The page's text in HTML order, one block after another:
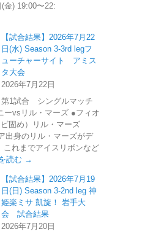
) 19:00〜22:
【試合結果】2026年7月22
日(水) Season 3-3rd legフ
ューチャーサイト アミス
タ大会
2026年7月22日
第1試合 シングルマッチ
ーvsリル・マーズ ●フィオ
固め）リル・マーズ
出身のリル・マーズがデ
これまでアイスリボンなど
読む →
【試合結果】2026年7月19
日(日) Season 3-2nd leg 神
姫楽ミサ 凱旋！ 岩手大
会 試合結果
2026年7月20日